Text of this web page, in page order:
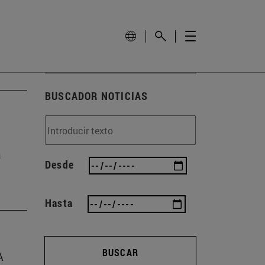
BUSCADOR NOTICIAS
Desde
Hasta
BUSCAR